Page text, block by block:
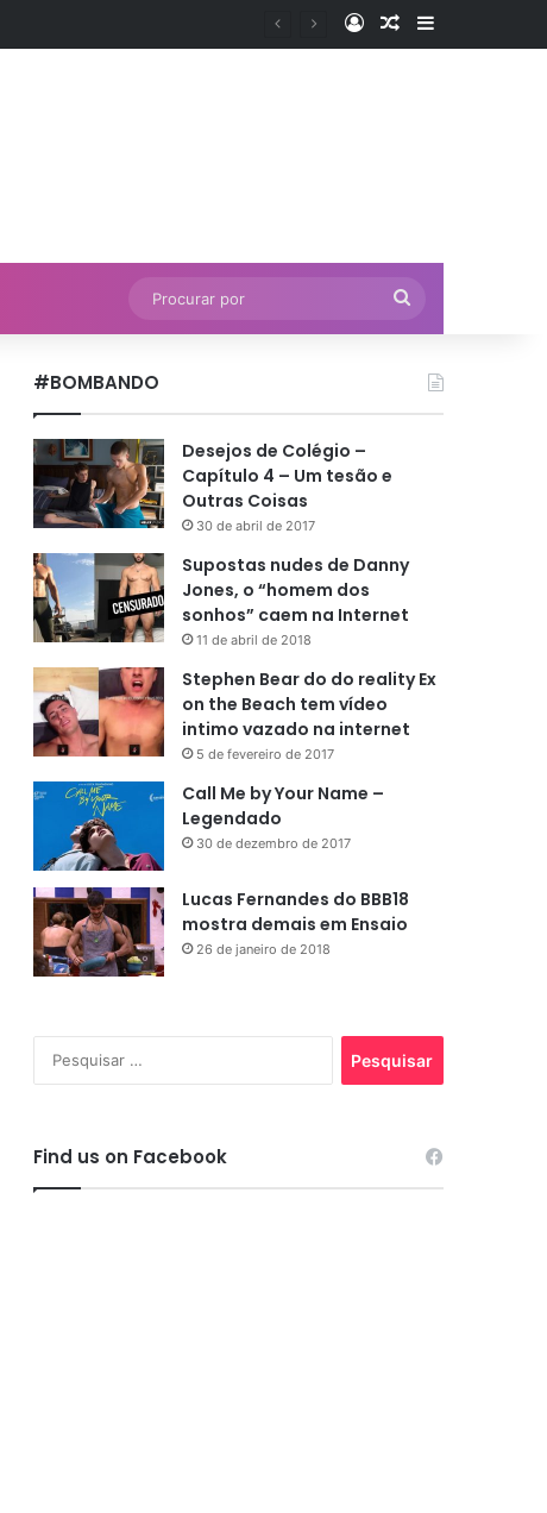
EntrarArtigo aleatório
Barra Lateral
por
#BOMBANDO
Desejos de Colégio –
Capítulo 4 – Um tesão e
Outras Coisas
30 de abril de 2017
Supostas nudes de Danny
Jones, o “homem dos
sonhos” caem na Internet
11 de abril de 2018
Stephen Bear do do reality Ex
on the Beach tem vídeo
intimo vazado na internet
5 de fevereiro de 2017
Call Me by Your Name –
Legendado
30 de dezembro de 2017
Lucas Fernandes do BBB18
mostra demais em Ensaio
26 de janeiro de 2018
por:
Find us on Facebook